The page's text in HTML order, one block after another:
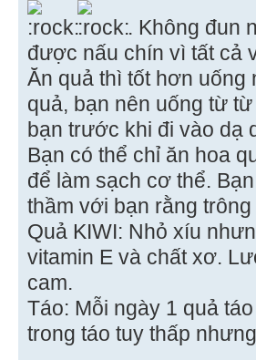
. Không đun
được nấu chín vì tất cả
Ăn quả thì tốt hơn
quả, bạn nên uống từ
bạn trước khi đi vào dạ
Bạn có thể chỉ ăn hoa
để làm sạch cơ thể.
thầm với bạn rằng
Quả KIWI: Nhỏ xíu
vitamin E và chất xơ.
cam.
Táo: Mỗi ngày 1 quả
trong táo tuy thấp